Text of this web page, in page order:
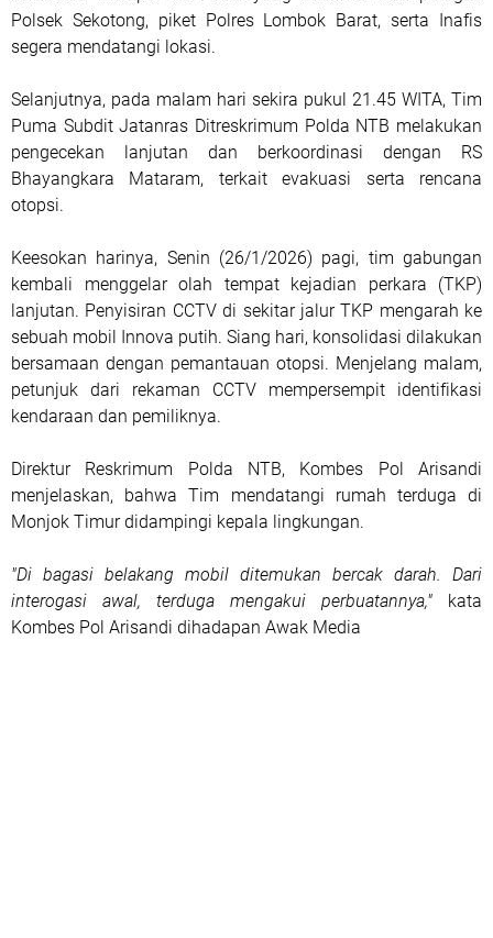
Polsek Sekotong, piket Polres Lombok Barat, serta Inafis
segera mendatangi lokasi.
Selanjutnya, pada malam hari sekira pukul 21.45 WITA, Tim
Puma Subdit Jatanras Ditreskrimum Polda NTB melakukan
pengecekan lanjutan dan berkoordinasi dengan RS
Bhayangkara Mataram, terkait evakuasi serta rencana
otopsi.
Keesokan harinya, Senin (26/1/2026) pagi, tim gabungan
kembali menggelar olah tempat kejadian perkara (TKP)
lanjutan. Penyisiran CCTV di sekitar jalur TKP mengarah ke
sebuah mobil Innova putih. Siang hari, konsolidasi dilakukan
bersamaan dengan pemantauan otopsi. Menjelang malam,
petunjuk dari rekaman CCTV mempersempit identifikasi
kendaraan dan pemiliknya.
Direktur Reskrimum Polda NTB, Kombes Pol Arisandi
menjelaskan, bahwa Tim mendatangi rumah terduga di
Monjok Timur didampingi kepala lingkungan.
"Di bagasi belakang mobil ditemukan bercak darah. Dari
interogasi awal, terduga mengakui perbuatannya," kata
Kombes Pol Arisandi dihadapan Awak Media